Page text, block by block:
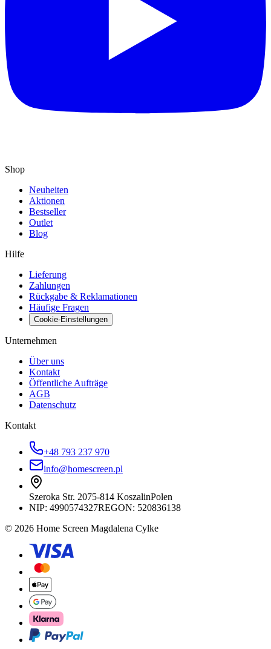
Shop
Neuheiten
Aktionen
Bestseller
Outlet
Blog
Hilfe
Lieferung
Zahlungen
Rückgabe & Reklamationen
Häufige Fragen
Cookie-Einstellungen
Unternehmen
Über uns
Kontakt
Öffentliche Aufträge
AGB
Datenschutz
Kontakt
+48 793 237 970
info@homescreen.pl
Szeroka Str. 2075-814 KoszalinPolen
NIP: 4990574327REGON: 520836138
© 2026 Home Screen Magdalena Cylke